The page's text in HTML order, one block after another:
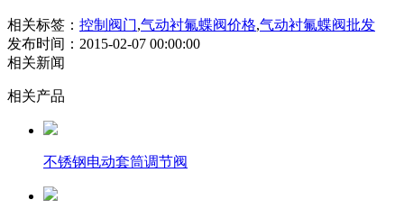
相关标签： 控制阀门,气动衬氟蝶阀价格,气动衬氟蝶阀批发
发布时间：2015-02-07 00:00:00
相关新闻
相关产品
不锈钢电动套筒调节阀